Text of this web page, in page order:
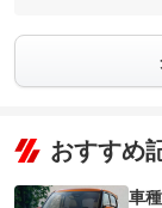
おすすめ
車